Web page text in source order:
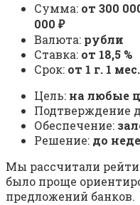
Сумма: от 300
000 ₽
Валюта: рубли
Ставка: от 18,5 %
Срок: от 1 г. 1
Цель: на любые
Подтверждение
Обеспечение:
Решение: до
Мы рассчитали
было проще
предложений банков.